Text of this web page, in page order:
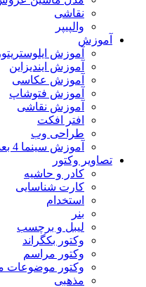
نقاشی
والپیپر
آموزش
آموزش ایلوستریتور
آموزش ایندیزاین
آموزش عکاسی
آموزش فتوشاپ
آموزش نقاشی
افتر افکت
طراحی وب
آموزش سینما 4 بعدی
تصاویر وکتور
کادر و حاشیه
کارت شناسایی
استخدام
بنر
لیبل و برچسب
وکتور بکگراند
وکتور مراسم
وکتور موضوعات
مذهبی